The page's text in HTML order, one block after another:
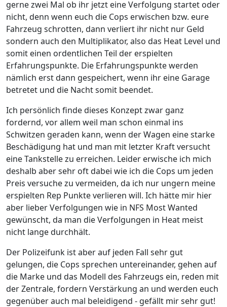
gerne zwei Mal ob ihr jetzt eine Verfolgung startet oder
nicht, denn wenn euch die Cops erwischen bzw. eure
Fahrzeug schrotten, dann verliert ihr nicht nur Geld
sondern auch den Multiplikator, also das Heat Level und
somit einen ordentlichen Teil der erspielten
Erfahrungspunkte. Die Erfahrungspunkte werden
nämlich erst dann gespeichert, wenn ihr eine Garage
betretet und die Nacht somit beendet.
Ich persönlich finde dieses Konzept zwar ganz
fordernd, vor allem weil man schon einmal ins
Schwitzen geraden kann, wenn der Wagen eine starke
Beschädigung hat und man mit letzter Kraft versucht
eine Tankstelle zu erreichen. Leider erwische ich mich
deshalb aber sehr oft dabei wie ich die Cops um jeden
Preis versuche zu vermeiden, da ich nur ungern meine
erspielten Rep Punkte verlieren will. Ich hätte mir hier
aber lieber Verfolgungen wie in NFS Most Wanted
gewünscht, da man die Verfolgungen in Heat meist
nicht lange durchhält.
Der Polizeifunk ist aber auf jeden Fall sehr gut
gelungen, die Cops sprechen untereinander, gehen auf
die Marke und das Modell des Fahrzeugs ein, reden mit
der Zentrale, fordern Verstärkung an und werden euch
gegenüber auch mal beleidigend - gefällt mir sehr gut!